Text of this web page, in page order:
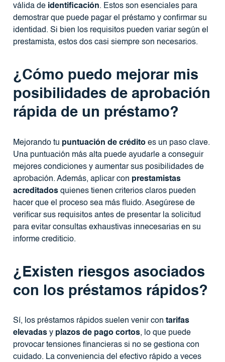
válida de identificación. Estos son esenciales para
demostrar que puede pagar el préstamo y confirmar su
identidad. Si bien los requisitos pueden variar según el
prestamista, estos dos casi siempre son necesarios.
¿Cómo puedo mejorar mis
posibilidades de aprobación
rápida de un préstamo?
Mejorando tu puntuación de créditoes un paso clave.
Una puntuación más alta puede ayudarle a conseguir
mejores condiciones y aumentar sus posibilidades de
aprobación. Además, aplicar con prestamistas
acreditadosquienes tienen criterios claros pueden
hacer que el proceso sea más fluido. Asegúrese de
verificar sus requisitos antes de presentar la solicitud
para evitar consultas exhaustivas innecesarias en su
informe crediticio.
¿Existen riesgos asociados
con los préstamos rápidos?
Sí, los préstamos rápidos suelen venir con tarifas
elevadasy plazos de pago cortos, lo que puede
provocar tensiones financieras si no se gestiona con
cuidado. La conveniencia del efectivo rápido a veces